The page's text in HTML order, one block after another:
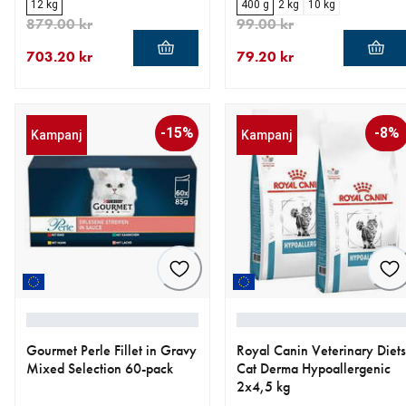
12 kg
703.20 kr
879.00 kr
400 g 2 kg 10 kg
79.20 kr
99.00 kr
Kampanj -15%
Gourmet Perle Fillet in Gravy
Mixed Selection 60-pack
Kampanj -8%
Royal Canin Veterinary Diets
Cat Derma Hypoallergenic
2x4,5 kg